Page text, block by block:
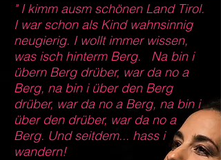
" I kimm ausm schönen Land Tirol.
I war schon als Kind wahnsinnig
neugierig. I wollt immer wissen,
was isch hinterm Berg. Na bin i
übern Berg drüber, war da no a
Berg, na bin i über den Berg
drüber, war da no a Berg, na bin i
über den drüber, war da no a
Berg. Und seitdem... hass i
wandern!